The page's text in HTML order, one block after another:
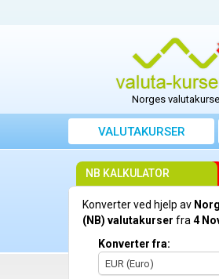
Norges
VALUTAKURSER
NB KALKULATOR
Konverter ved hjelp av
(NB) valutakurser fra4
Konverter fra:
EUR (Euro)